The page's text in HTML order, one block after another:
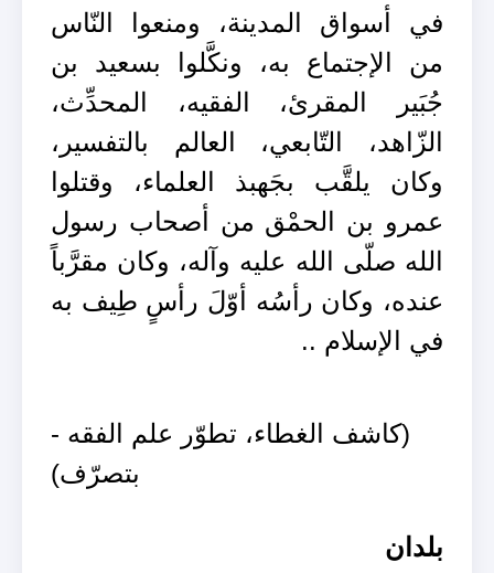
في أسواق المدينة، ومنعوا النّاس
من الإجتماع به، ونكَّلوا بسعيد بن
جُبَير المقرئ، الفقيه، المحدِّث،
الزّاهد، التّابعي، العالم بالتفسير،
وكان يلقَّب بجَهبذ العلماء، وقتلوا
عمرو بن الحمْق من أصحاب رسول
الله صلّى الله عليه وآله، وكان مقرَّباً
عنده، وكان رأسُه أوّلَ رأسٍ طِيف به
في الإسلام ..
(كاشف الغطاء، تطوّر علم الفقه -
بتصرّف)
بلدان